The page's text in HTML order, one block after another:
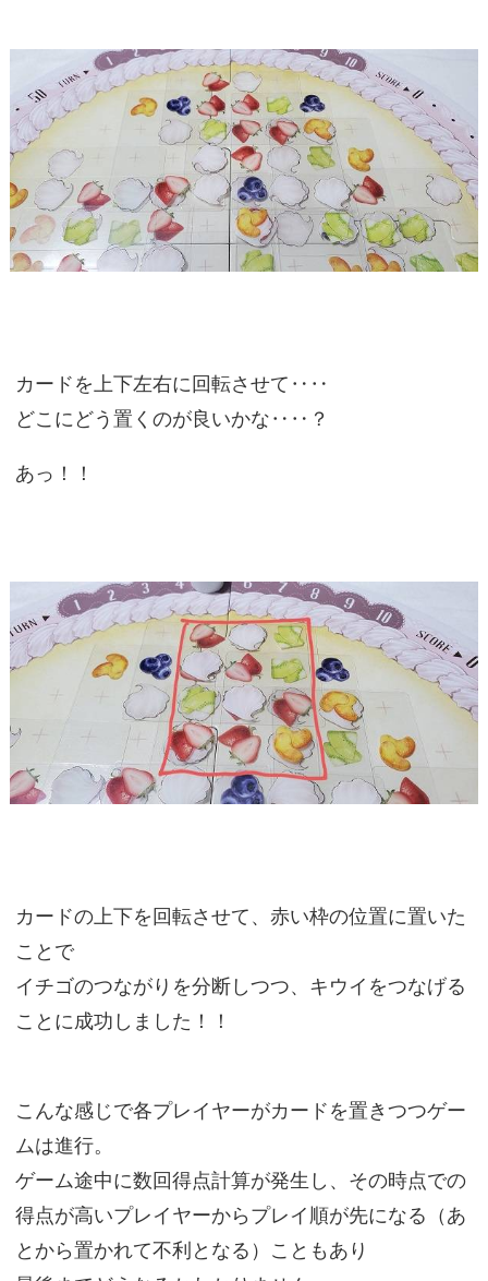
カードを上下左右に回転させて‥‥
どこにどう置くのが良いかな‥‥？
あっ！！
カードの上下を回転させて、赤い枠の位置に置いた
ことで
イチゴのつながりを分断しつつ、キウイをつなげる
ことに成功しました！！
こんな感じで各プレイヤーがカードを置きつつゲー
ムは進行。
ゲーム途中に数回得点計算が発生し、その時点での
得点が高いプレイヤーからプレイ順が先になる（あ
とから置かれて不利となる）こともあり